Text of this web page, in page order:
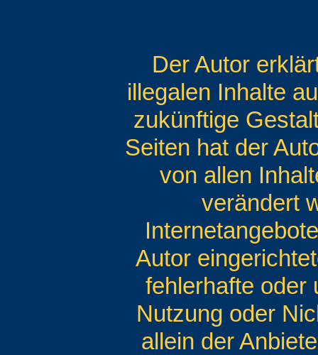
Der Autor
illegalen Inhalte
zukünftige
Seiten hat der
von allen
verändert
Autor
fehlerhafte oder
Nutzung oder
allein der